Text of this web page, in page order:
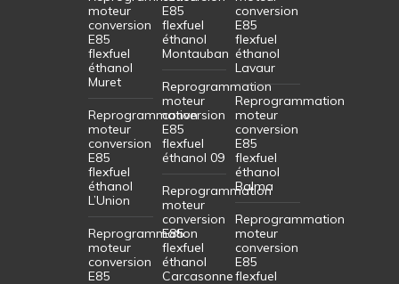
moteur
conversion
E85
flexfuel
éthanol
Muret
Reprogrammation
moteur
conversion
E85
flexfuel
éthanol
L’Union
Reprogrammation
moteur
conversion
E85
E85
flexfuel
éthanol
Montauban
Reprogrammation
moteur
conversion
E85
flexfuel
éthanol 09
Reprogrammation
moteur
conversion
E85
flexfuel
éthanol
Carcasonne
conversion
E85
flexfuel
éthanol
Lavaur
Reprogrammation
moteur
conversion
E85
flexfuel
éthanol
Balma
Reprogrammation
moteur
conversion
E85
flexfuel